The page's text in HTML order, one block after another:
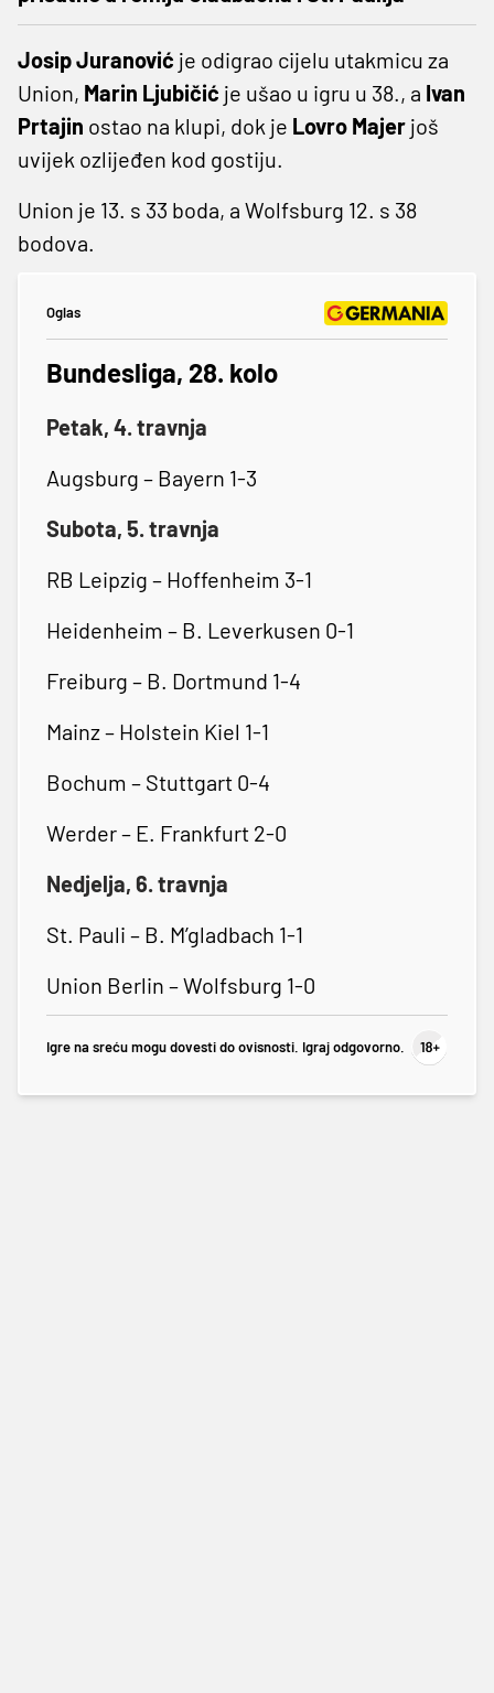
Josip Juranović je odigrao cijelu utakmicu za
Union, Marin Ljubičić je ušao u igru u 38., a Ivan
Prtajin ostao na klupi, dok je Lovro Majer još
uvijek ozlijeđen kod gostiju.
Union je 13. s 33 boda, a Wolfsburg 12. s 38
bodova.
Oglas
Bundesliga, 28. kolo
Petak, 4. travnja
Augsburg – Bayern 1-3
Subota, 5. travnja
RB Leipzig – Hoffenheim 3-1
Heidenheim – B. Leverkusen 0-1
Freiburg – B. Dortmund 1-4
Mainz – Holstein Kiel 1-1
Bochum – Stuttgart 0-4
Werder – E. Frankfurt 2-0
Nedjelja, 6. travnja
St. Pauli – B. M’gladbach 1-1
Union Berlin – Wolfsburg 1-0
Igre na sreću mogu dovesti do ovisnosti. Igraj odgovorno.